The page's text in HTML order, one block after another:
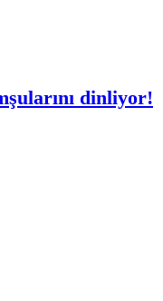
dinliyor!